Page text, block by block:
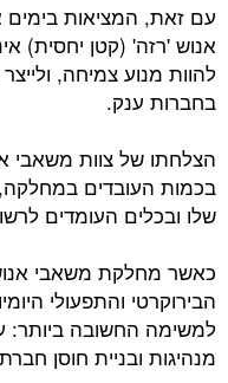
עם זאת, המציאות בימים
אנוש 'רזה' (קטן יחסית)
להוות מנוע צמיחה,
בחברות ענק.
הצלחתו של צוות משאבי
בכמות העובדים
שלו ובכלים העומדים
כאשר מחלקת משאבי
הבירוקרטי והתפעולי
למשימה החשובה ביותר:
מנהיגות ובניית חוסן